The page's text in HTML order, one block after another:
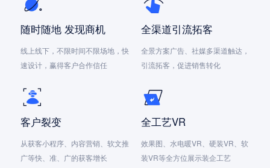
随时随地 发现商机
线上线下，不限时间不限场地，快
速设计，赢得客户合作信任
全渠道引流拓客
全景方案广告、社媒多渠道触达，
引流拓客，促进销售转化
客户裂变
从获客小程序、内容营销、软文推
广等快、准、广的获客增长
全工艺VR
效果图、水电暖VR、硬装VR、软
装VR等全方位展示装企工艺